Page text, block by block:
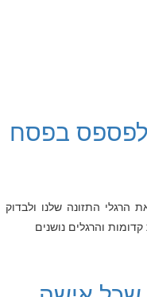
לפספס בפסח
הרגלי התזונה שלנו ולבדוק
והרגלים נושנים